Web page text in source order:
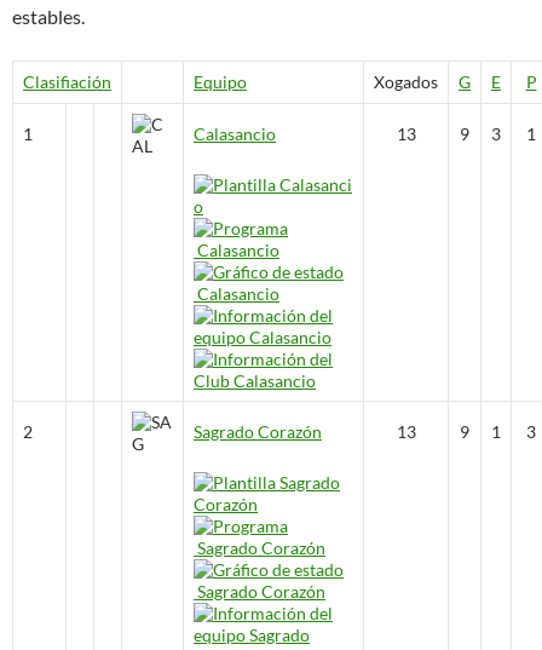
estables.
Clasifiación Equipo Xogados G E P
1 Calasancio 13 9 3 1
2 Sagrado Corazón 13 9 1 3